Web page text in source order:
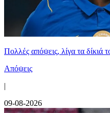
Πολλές απόψεις, λίγα τα δίκιά
Απόψεις
|
09-08-2026